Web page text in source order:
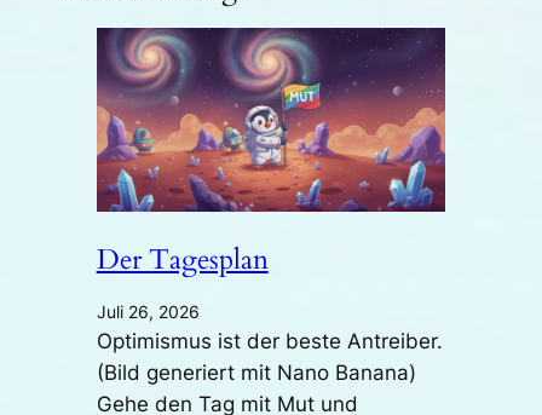
Der Tagesplan
Juli 26, 2026
Optimismus ist der beste Antreiber.
(Bild generiert mit Nano Banana)
Gehe den Tag mit Mut und